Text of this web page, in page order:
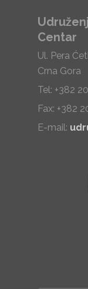
Centar
Ul. Pera
Crna Gora
Tel: +382
Fax: +382
E-mail: